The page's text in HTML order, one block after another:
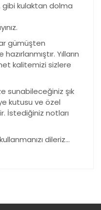
gibi kulaktan dolma
gümüşten
Yılların
kalitemizi sizlere
sunabileceğiniz şık
kutusu ve özel
İstediğiniz notları
dileriz…